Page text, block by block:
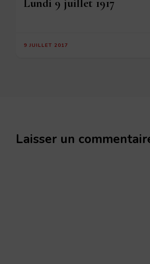
Lundi 9 juillet 1917
9 JUILLET 2017
Laisser un